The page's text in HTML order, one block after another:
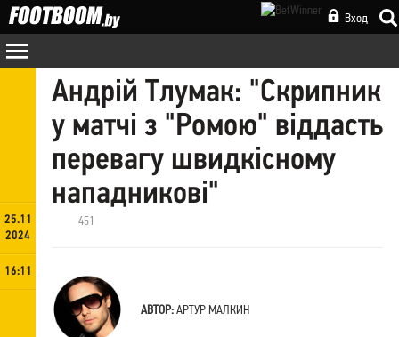
Вход
25.11
2024
16:11
Андрій Тлумак: "Скрипник
у матчі з "Ромою" віддасть
перевагу швидкісному
нападникові"
451
АВТОР:АРТУР МАЛКИН